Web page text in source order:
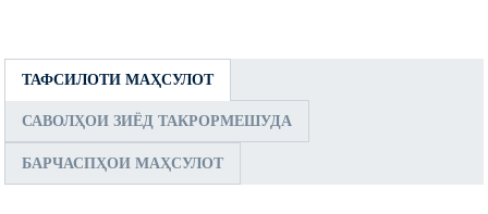
ТАФСИЛОТИ МАҲСУЛОТ
САВОЛҲОИ ЗИЁД ТАКРОРМЕШУДА
БАРЧАСПҲОИ МАҲСУЛОТ